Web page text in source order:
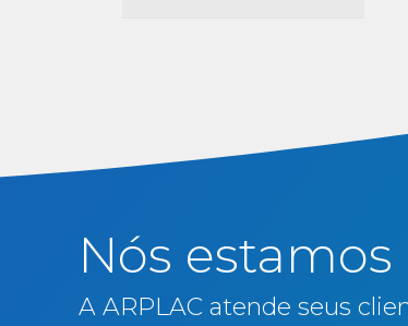
Nós
A ARPLAC atende seus